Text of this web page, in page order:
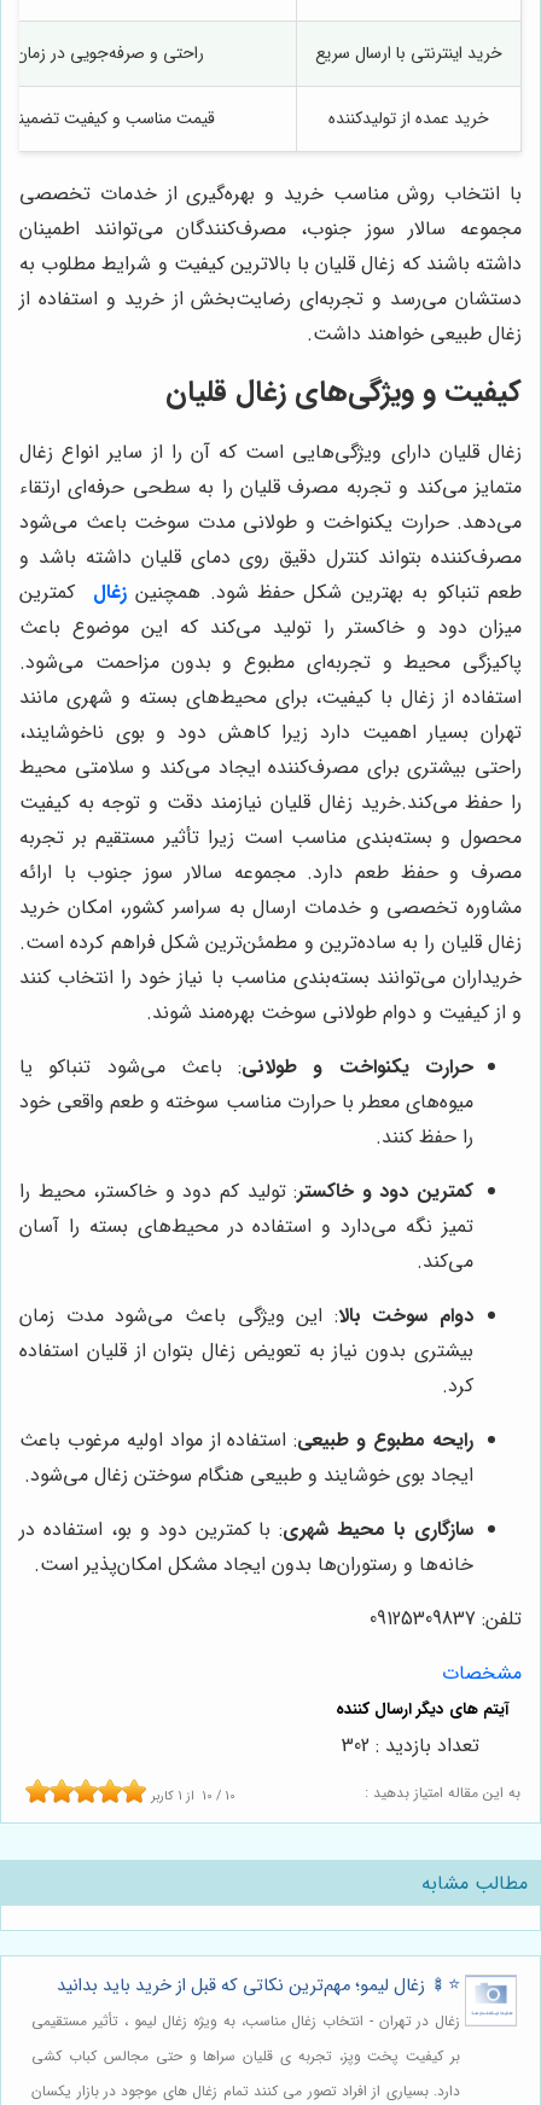
خرید اینترنتی با ارسال سریع راحتی و صرفه‌جویی در زمان
خرید عمده از تولیدکننده قیمت مناسب و کیفیت تضمینی
با انتخاب روش مناسب خرید و بهره‌گیری از خدمات تخصصی
مجموعه سالار سوز جنوب، مصرف‌کنندگان می‌توانند اطمینان
داشته باشند که زغال قلیان با بالاترین کیفیت و شرایط مطلوب به
دستشان می‌رسد و تجربه‌ای رضایت‌بخش از خرید و استفاده از
زغال طبیعی خواهند داشت.
کیفیت و ویژگی‌های زغال قلیان
زغال قلیان دارای ویژگی‌هایی است که آن را از سایر انواع زغال
متمایز می‌کند و تجربه مصرف قلیان را به سطحی حرفه‌ای ارتقاء
می‌دهد. حرارت یکنواخت و طولانی مدت سوخت باعث می‌شود
مصرف‌کننده بتواند کنترل دقیق روی دمای قلیان داشته باشد و
طعم تنباکو به بهترین شکل حفظ شود. همچنینزغال
کمترین
میزان دود و خاکستر را تولید می‌کند که این موضوع باعث
پاکیزگی محیط و تجربه‌ای مطبوع و بدون مزاحمت می‌شود.
استفاده از زغال با کیفیت، برای محیط‌های بسته و شهری مانند
تهران بسیار اهمیت دارد زیرا کاهش دود و بوی ناخوشایند،
راحتی بیشتری برای مصرف‌کننده ایجاد می‌کند و سلامتی محیط
را حفظ می‌کند.خرید زغال قلیان نیازمند دقت و توجه به کیفیت
محصول و بسته‌بندی مناسب است زیرا تأثیر مستقیم بر تجربه
مصرف و حفظ طعم دارد. مجموعه سالار سوز جنوب با ارائه
مشاوره تخصصی و خدمات ارسال به سراسر کشور، امکان خرید
زغال قلیان را به ساده‌ترین و مطمئن‌ترین شکل فراهم کرده است.
خریداران می‌توانند بسته‌بندی مناسب با نیاز خود را انتخاب کنند
و از کیفیت و دوام طولانی سوخت بهره‌مند شوند.
حرارت یکنواخت و طولانی: باعث می‌شود تنباکو یا
میوه‌های معطر با حرارت مناسب سوخته و طعم واقعی خود
را حفظ کنند.
کمترین دود و خاکستر: تولید کم دود و خاکستر، محیط را
تمیز نگه می‌دارد و استفاده در محیط‌های بسته را آسان
می‌کند.
دوام سوخت بالا: این ویژگی باعث می‌شود مدت زمان
بیشتری بدون نیاز به تعویض زغال بتوان از قلیان استفاده
کرد.
رایحه مطبوع و طبیعی: استفاده از مواد اولیه مرغوب باعث
ایجاد بوی خوشایند و طبیعی هنگام سوختن زغال می‌شود.
سازگاری با محیط شهری: با کمترین دود و بو، استفاده در
خانه‌ها و رستوران‌ها بدون ایجاد مشکل امکان‌پذیر است.
تلفن: 09125309837
مشخصات
به این مقاله امتیاز بدهید : 10 / 10 از 1 کاربر
تعداد بازدید : 302
مطالب مشابه
⭐️🍢 زغال لیمو؛ مهم‌ترین نکاتی که قبل از خرید باید بدانید
زغال در تهران - انتخاب زغال مناسب، به ویژه زغال لیمو ، تأثیر مستقیمی
بر کیفیت پخت وپز، تجربه ی قلیان سراها و حتی مجالس کباب کشی
دارد. بسیاری از افراد تصور می کنند تمام زغال های موجود در بازار یکسان